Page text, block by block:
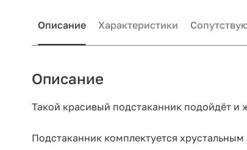
Описание Характеристики
Описание
Такой красивый подстаканник подойдёт
Подстаканник комплектуется